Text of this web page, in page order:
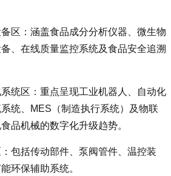
区：涵盖食品成分分析仪器、微生物
、在线质量监控系统及食品安全追溯
统区：重点呈现工业机器人、自动化
统、MES（制造执行系统）及物联
品机械的数字化升级趋势。
包括传动部件、泵阀管件、温控装
环保辅助系统。